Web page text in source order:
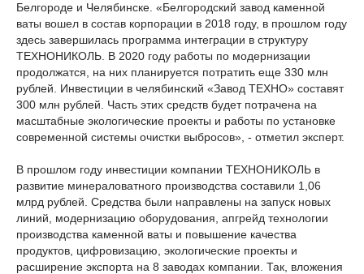
Белгороде и Челябинске. «Белгородский завод каменной
ваты вошел в состав корпорации в 2018 году, в прошлом году
здесь завершилась программа интеграции в структуру
ТЕХНОНИКОЛЬ. В 2020 году работы по модернизации
продолжатся, на них планируется потратить еще 330 млн
рублей. Инвестиции в челябинский «Завод ТЕХНО» составят
300 млн рублей. Часть этих средств будет потрачена на
масштабные экологические проекты и работы по установке
современной системы очистки выбросов», - отметил эксперт.
В прошлом году инвестиции компании ТЕХНОНИКОЛЬ в
развитие минераловатного производства составили 1,06
млрд рублей. Средства были направлены на запуск новых
линий, модернизацию оборудования, апгрейд технологии
производства каменной ваты и повышение качества
продуктов, цифровизацию, экологические проекты и
расширение экспорта на 8 заводах компании. Так, вложения